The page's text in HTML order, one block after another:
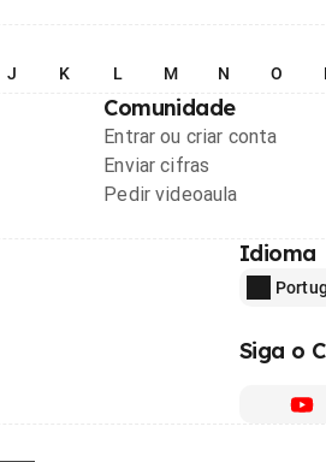
J K L M N O
Comunidade
Entrar ou criar conta
Enviar cifras
Pedir videoaula
Idioma
Siga o